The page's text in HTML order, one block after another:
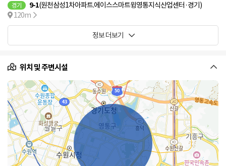
경기 9-1(원천삼성1차아파트.에이스스마트윙영통지식산업센터·경기)
120m
정보 더보기
위치 및 주변시설